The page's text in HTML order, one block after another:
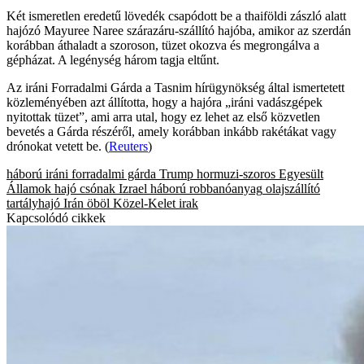
Két ismeretlen eredetű lövedék csapódott be a thaiföldi zászló alatt
hajózó Mayuree Naree szárazáru-szállító hajóba, amikor az szerdán
korábban áthaladt a szoroson, tüzet okozva és megrongálva a
gépházat. A legénység három tagja eltűnt.
Az iráni Forradalmi Gárda a Tasnim hírügynökség által ismertetett
közleményében azt állította, hogy a hajóra „iráni vadászgépek
nyitottak tüzet”, ami arra utal, hogy ez lehet az első közvetlen
bevetés a Gárda részéről, amely korábban inkább rakétákat vagy
drónokat vetett be. (Reuters)
háború iráni forradalmi gárda Trump hormuzi-szoros Egyesült
Államok hajó csónak Izrael háború robbanóanyag olajszállító
tartályhajó Irán öböl Közel-Kelet irak
Kapcsolódó cikkek